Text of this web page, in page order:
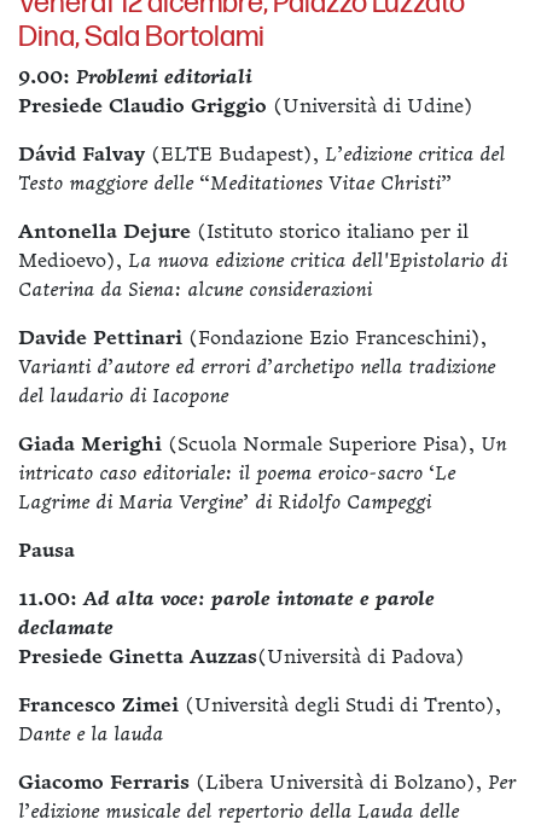
Dina, Sala Bortolami
9.00: Problemi editoriali
Presiede Claudio Griggio (Università di Udine)
Dávid Falvay (ELTE Budapest), L’edizione critica del
Testo maggiore delle “Meditationes Vitae Christi”
Antonella Dejure (Istituto storico italiano per il
Medioevo), La nuova edizione critica dell'Epistolario di
Caterina da Siena: alcune considerazioni
Davide Pettinari (Fondazione Ezio Franceschini),
Varianti d’autore ed errori d’archetipo nella tradizione
del laudario di Iacopone
Giada Merighi (Scuola Normale Superiore Pisa), Un
intricato caso editoriale: il poema eroico-sacro ‘Le
Lagrime di Maria Vergine’ di Ridolfo Campeggi
Pausa
11.00:Ad alta voce: parole intonate e parole
declamate
Presiede Ginetta Auzzas(Università di Padova)
Francesco Zimei (Università degli Studi di Trento),
Dante e la lauda
Giacomo Ferraris (Libera Università di Bolzano), Per
l’edizione musicale del repertorio della Lauda delle